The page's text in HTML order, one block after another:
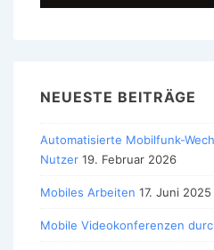
NEUESTE BEITRÄGE
Automatisierte Mobilfunk-
Nutzer 19. Februar 2026
Mobiles Arbeiten 17. Juni 2025
Mobile Videokonferenzen